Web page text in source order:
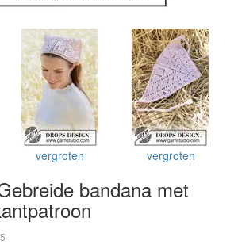
vergroten vergroten
bandana met